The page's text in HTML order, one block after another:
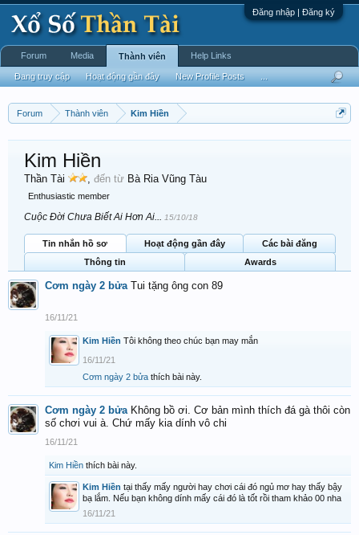
Đăng nhập | Đăng ký
Forum Thành viên Kim Hiền
Kim Hiền
Thần Tài , đến từ Bà Ria Vũng Tàu
Enthusiastic member
Cuộc Đời Chưa Biết Ai Hơn Ai... 15/10/18
Tin nhắn hồ sơ Hoạt động gần đây
Các bài đăng
Thông tin
Awards
Cơm ngày 2 bửa Tui tặng ông con 89
16/11/21
Kim Hiền Tôi không theo chúc bạn may mắn
16/11/21
Cơm ngày 2 bửa thích bài này.
Cơm ngày 2 bửa Không bồ ơi. Cơ bản mình thích đá gà thôi còn
số chơi vui à. Chứ mấy kia dính vô chi
16/11/21
Kim Hiền thích bài này.
Kim Hiền tại thấy mấy người hay chơi cái đó ngủ mơ hay thấy bậy
bạ lắm. Nếu bạn không dính mấy cái đó là tốt rồi tham khảo 00 nha
16/11/21
Forum Media Thành viên
Đang truy cập Hoạt động gần đây New Profile Posts
Help Links